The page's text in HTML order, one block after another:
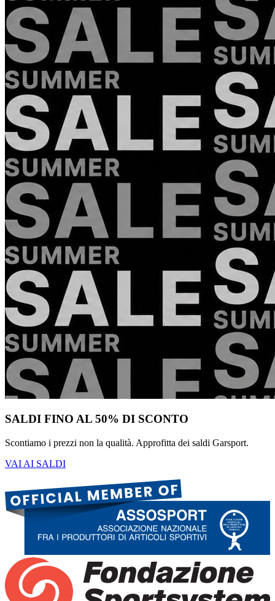
SALDI FINO AL 50% DI SCONTO
Scontiamo i prezzi non la qualità. Approfitta dei saldi Garsport.
VAI AI SALDI